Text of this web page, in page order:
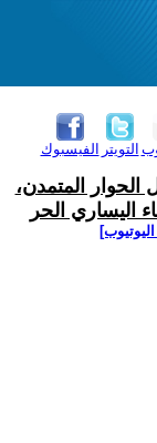
الفيسبوك التويتر
الحوار المتمدن،
اليساري الحر